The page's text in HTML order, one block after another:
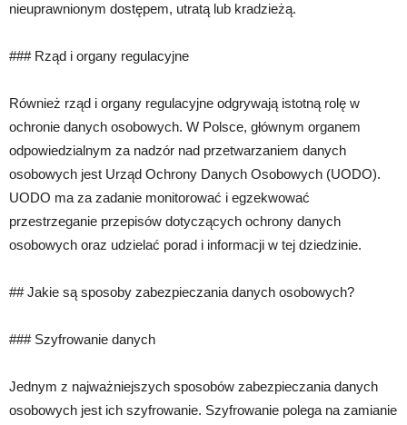
nieuprawnionym dostępem, utratą lub kradzieżą.
### Rząd i organy regulacyjne
Również rząd i organy regulacyjne odgrywają istotną rolę w
ochronie danych osobowych. W Polsce, głównym organem
odpowiedzialnym za nadzór nad przetwarzaniem danych
osobowych jest Urząd Ochrony Danych Osobowych (UODO).
UODO ma za zadanie monitorować i egzekwować
przestrzeganie przepisów dotyczących ochrony danych
osobowych oraz udzielać porad i informacji w tej dziedzinie.
## Jakie są sposoby zabezpieczania danych osobowych?
### Szyfrowanie danych
Jednym z najważniejszych sposobów zabezpieczania danych
osobowych jest ich szyfrowanie. Szyfrowanie polega na zamianie